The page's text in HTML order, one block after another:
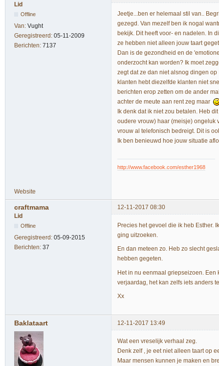
Lid
Offline
Van: Vught
Geregistreerd: 05-11-2009
Berichten: 7137
Jeetje...ben er helemaal stil van..
gezegd. Van mezelf ben ik nogal
bekijk. Dit heeft voor- en nadelen. In
ze hebben niet alleen jouw taart
Dan is de gezondheid en de
onderzocht kan worden? Ik moet
zegt dat ze dan niet alsnog dingen
klanten hebt diezelfde klanten niet
berichten erop zetten om de ander
achter de meute aan rent zeg maar
Ik denk dat ik niet zou betalen. Heb
oudere vrouw) haar (meisje) ongeluk
vrouw al telefonisch bedreigt. Dit is
Ik ben benieuwd hoe jouw situatie
http://www.facebook.com/esther1968
Website
craftmama
12-11-2017 08:30
Lid
Offline
Geregistreerd: 05-09-2015
Berichten: 37
Precies het gevoel die ik heb Esther.
ging uitzoeken.
En dan meteen zo. Heb zo slecht
hebben gegeten.
Het in nu eenmaal griepseizoen. Een
verjaardag, het kan zelfs iets anders
Xx
Baklataart 12-11-2017 13:49
Wat een vreselijk verhaal zeg.
Denk zelf , je eet niet alleen taart op
Maar mensen kunnen je maken en